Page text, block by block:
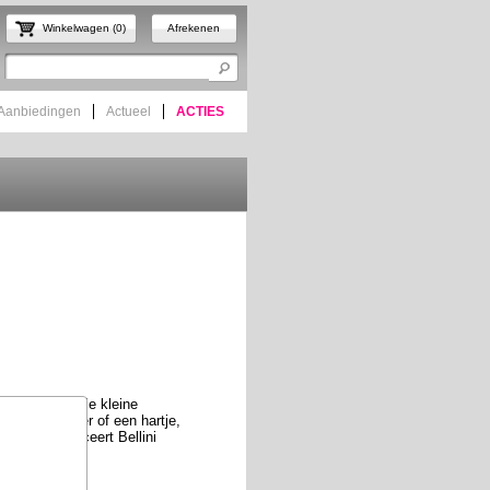
Winkelwagen (0) Afrekenen
Actueel ACTIES
collectie kleine
een hoefijzer of een hartje,
introduceert Bellini